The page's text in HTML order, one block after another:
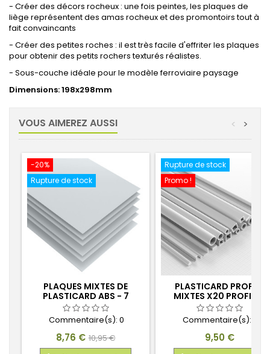
- Créer des décors rocheux : une fois peintes, les plaques de
liège représentent des amas rocheux et des promontoirs tout à
fait convaincants
- Créer des petites roches : il est très facile d'effriter les plaques
pour obtenir des petits rochers texturés réalistes.
- Sous-couche idéale pour le modèle ferroviaire paysage
Dimensions: 198x298mm
VOUS AIMEREZ AUSSI >
<
-20%
Rupture de stock
PLAQUES MIXTES DE
PLASTICARD ABS - 7
FEUILLES
Commentaire(s): 0
Prix
8,76 € Prix
10,95 €
Rupture de stock
Promo !
PLASTICARD PROFILÉ
MIXTES X20 PROFILÉS
Commentaire(s):
Prix
9,50 €